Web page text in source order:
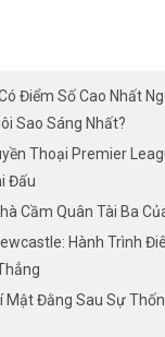
Điểm Số Cao Nhất
Sao Sáng Nhất?
Thoại Premier
Đấu
Cầm Quân Tài Ba
Hành Trình
Mật Đằng Sau Sự